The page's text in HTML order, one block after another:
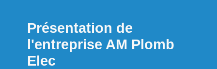
Présentation de
l'entreprise AM Plomb
Elec